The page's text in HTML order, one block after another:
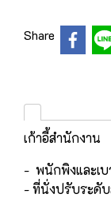
Share
เก้าอี้สำนักงาน
- พนักพิงและเบ
- ที่นั่งปรับระดับ